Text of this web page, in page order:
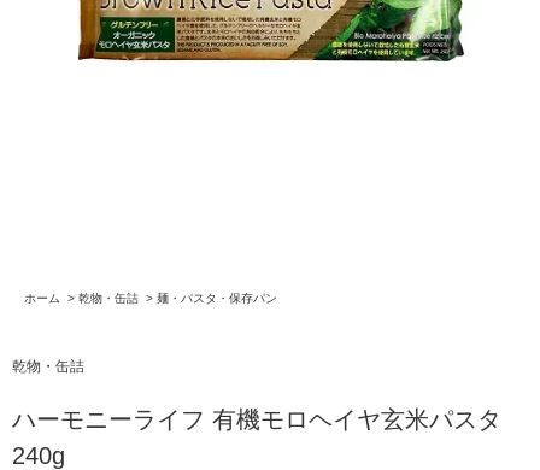
ホーム > 乾物・缶詰 > 麺・パスタ・保存パン
乾物・缶詰
ハーモニーライフ 有機モロヘイヤ玄米パスタ
240g